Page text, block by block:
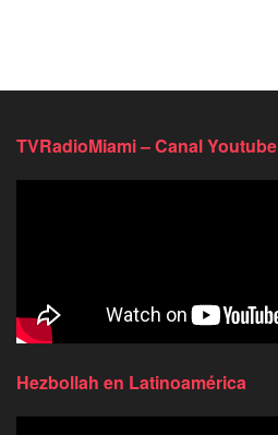
TVRadioMiami – Canal Youtube
Hezbollah en Latinoamérica